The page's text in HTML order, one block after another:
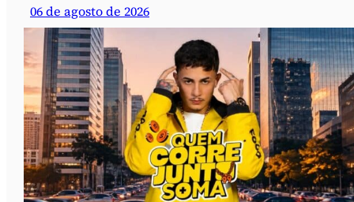
06 de agosto de 2026